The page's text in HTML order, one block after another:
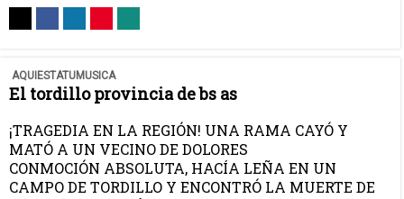
AQUIESTATUMUSICA
El tordillo provincia de bs as
¡TRAGEDIA EN LA REGIÓN! UNA RAMA CAYÓ Y
MATÓ A UN VECINO DE DOLORES
​CONMOCIÓN ABSOLUTA, HACÍA LEÑA EN UN
CAMPO DE TORDILLO Y ENCONTRÓ LA MUERTE DE